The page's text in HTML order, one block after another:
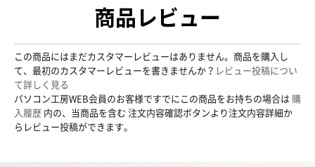
商品レビュー
この商品にはまだカスタマーレビューはありません。商品を購入し
て、最初のカスタマーレビューを書きませんか？ レビュー投稿につい
て詳しく見る
パソコン工房WEB会員のお客様ですでにこの商品をお持ちの場合は 購
入履歴 内の、当商品を含む 注文内容確認ボタンより注文内容詳細か
らレビュー投稿ができます。